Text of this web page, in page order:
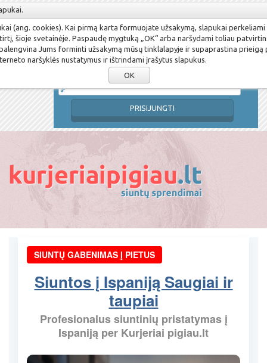
Prisijungimo vardas
PRISIJUNGTI
SIUNTŲ GABENIMAS Į PIETUS
Siuntos į Ispaniją Saugiai ir
taupiai
Profesionalus siuntinių pristatymas į
Ispaniją per Kurjeriai pigiau.lt
(ang. cookies). Kai pirmą karta formuojate užsakymą, slapukai
šioje svetainėje. Paspaudę mygtuką „OK“ arba naršydami toliau
Jums forminti užsakymą mūsų tinklalapyje ir supaprastina
naršyklės nustatymus ir ištrindami įrašytus slapukus.
OK